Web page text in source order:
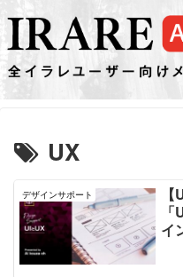
UX
デザインサポート
イ